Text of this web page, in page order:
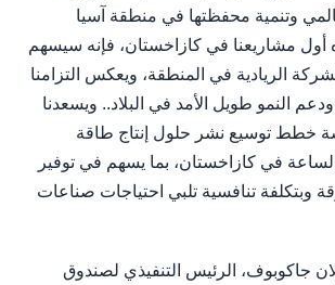
وتنمية محفظتها في منطقة آسيا
أول مشاريعنا في كازاخستان، فإنه سيسهم
الريادية في المنطقة، ويعكس التزامنا
النمو طويل الأمد في البلاد.. ويسعدنا
خطط توسيع نشر حلول إنتاج طاقة
في كازاخستان، بما يسهم في توفير
وبتكلفة تنافسية تلبي احتياجات صناعات
جاكوبوف، الرئيس التنفيذي لصندوق